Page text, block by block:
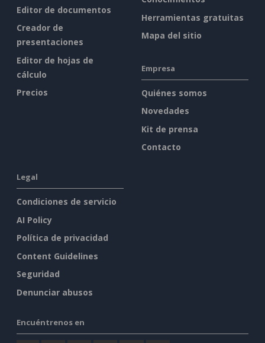
Editor de documentos
Creador de
presentaciones
Editor de hojas de
cálculo
Precios
Herramientas gratuitas
Mapa del sitio
Empresa
Quiénes somos
Novedades
Kit de prensa
Contacto
Legal
Condiciones de servicio
AI Policy
Política de privacidad
Content Guidelines
Seguridad
Denunciar abusos
Encuéntrenos en